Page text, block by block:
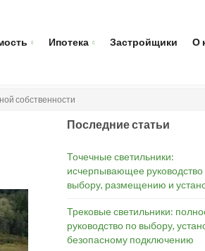
Ипотека Застройщики О
собственности
Последние статьи
Точечные светильники:
исчерпывающее руководство
выбору, размещению и
Трековые светильники:
руководство по выбору,
безопасному подключению